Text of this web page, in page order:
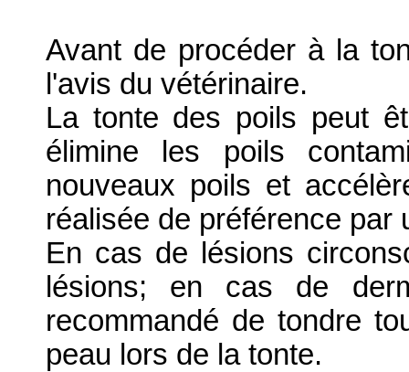
Avant de procéder à la
l'avis du vétérinaire.
La tonte des poils peut
élimine les poils
nouveaux poils et
réalisée de préférence par
En cas de lésions
lésions; en cas de
recommandé de tondre
peau lors de la tonte.